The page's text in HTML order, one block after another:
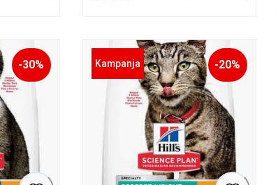
-30% Kampanja -20%